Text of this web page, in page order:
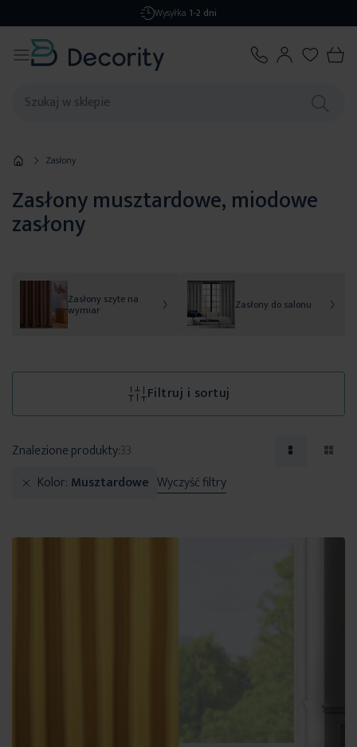
Darmowa dostawaod 299,99 zł
Zasłony
Zasłony musztardowe, miodowe
zasłony
Zasłony szyte na
wymiar Zasłony do salonu
Filtruj i sortuj
Znalezione produkty:33
Kolor Musztardowe Wyczyść filtry